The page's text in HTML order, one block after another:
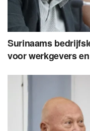
Surinaams
voor werkgevers